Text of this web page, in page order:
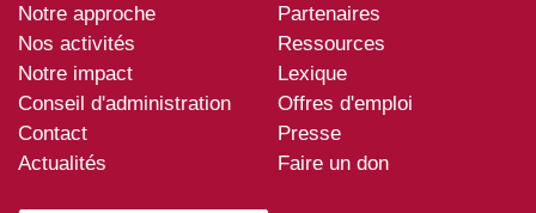
ADA-
footer
Notre approche
Nos activités
Notre impact
Conseil d'administration
Contact
Actualités
Partenaires
Ressources
Lexique
Offres d'emploi
Presse
Faire un don